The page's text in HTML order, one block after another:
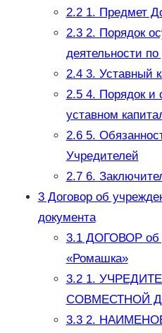
2.21. Предмет
2.32. Порядок
деятельности
2.43. Уставный
2.54. Порядок и
уставном
2.65.
Учредителей
2.76.
3Договор об
документа
3.1ДОГОВОР об
«Ромашка»
3.21.
СОВМЕСТНОЙ
3.32.